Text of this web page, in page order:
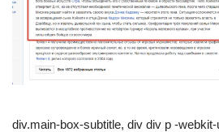
div.main-box-subtitle, div div p -